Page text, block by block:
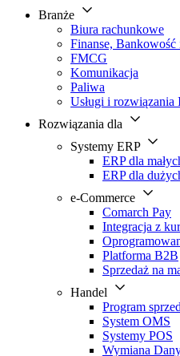
Branże
Biura rachunkowe
Finanse, Bankowość
FMCG
Komunikacja
Paliwa
Usługi i rozwiązania
Rozwiązania dla
Systemy ERP
ERP dla
ERP dla
e-Commerce
Comarch Pay
Integracja z
Platforma B2B
Sprzedaż na
Handel
Program
System OMS
Systemy POS
Wymiana